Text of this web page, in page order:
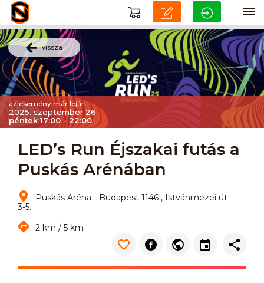
vissza
az esemény már lejárt
2025. szeptember 26.
péntek 17:00 - 22:00
LED’s Run Éjszakai futás a
Puskás Arénában
Puskás Aréna - Budapest 1146 , Istvánmezei út
3-5.
2 km / 5 km